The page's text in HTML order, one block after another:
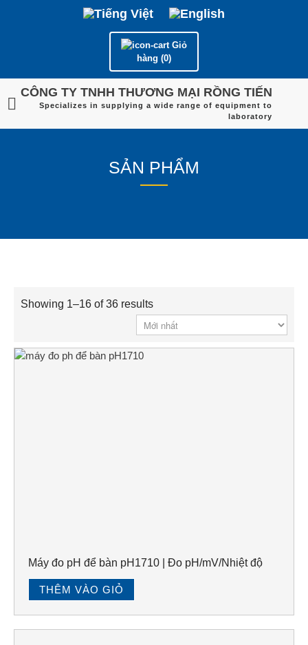
Giỏ
hàng (0)
CÔNG TY TNHH THƯƠNG MẠI RỒNG TIẾN
Specializes in supplying a wide range of equipment to
laboratory
SẢN PHẨM
Showing 1–16 of 36 results
Máy đo pH để bàn pH1710 | Đo pH/mV/Nhiệt độ
THÊM VÀO GIỎ